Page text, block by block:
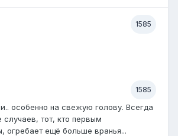
1585
1585
особенно на свежую голову. Всегда
случаев, тот, кто первым
огребает ещё больше вранья...